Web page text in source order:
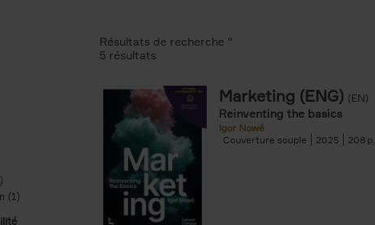
Apply Isabel Verstraete filter
Apply Jozefien De Feyter filter
(1) Apply Steven Van Belleghem filter
Résultats de recherche ''
5 résultats
Marketing (ENG) (EN)
Reinventing the basics
Igor Nowé
Couverture souple
2025 208